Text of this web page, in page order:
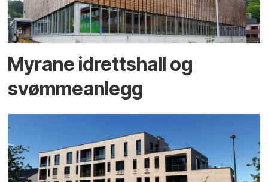
Myrane idrettshall og
svømmeanlegg